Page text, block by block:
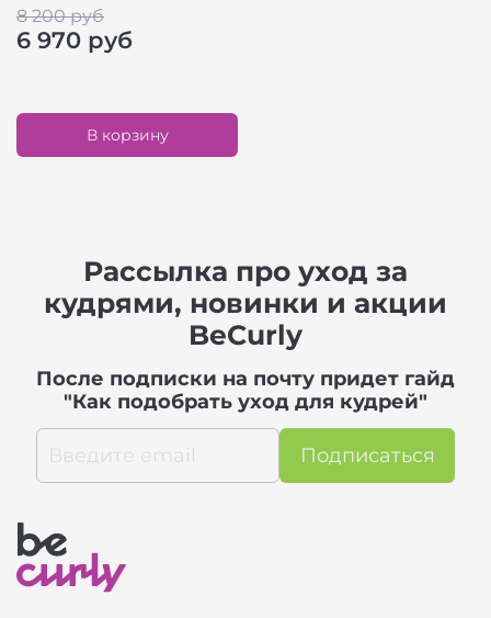
8 200 руб
6 970 руб
В корзину
Рассылка про уход за
кудрями, новинки и акции
BeCurly
После подписки на почту придет гайд
"Как подобрать уход для кудрей"
Подписаться